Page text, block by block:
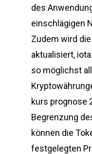
des
einschlägigen
Zudem wird
aktualisiert,
so möglichst
kurs prognose
Begrenzung
können die
festgelegten